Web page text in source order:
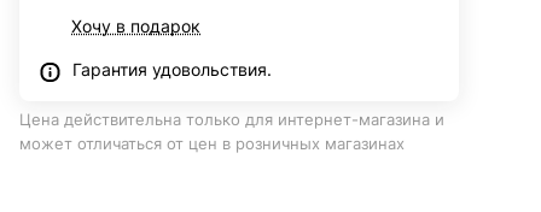
Хочу в подарок
Гарантия удовольствия.
Цена действительна только для интернет-магазина и
может отличаться от цен в розничных магазинах